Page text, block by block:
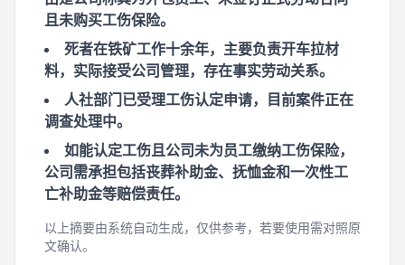
且未购买工伤保险。
死者在铁矿工作十余年，主要负责开车拉材
料，实际接受公司管理，存在事实劳动关系。
人社部门已受理工伤认定申请，目前案件正在
调查处理中。
如能认定工伤且公司未为员工缴纳工伤保险，
公司需承担包括丧葬补助金、抚恤金和一次性工
亡补助金等赔偿责任。
以上摘要由系统自动生成，仅供参考，若要使用需对照原
文确认。